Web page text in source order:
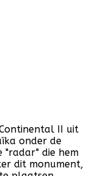
II uit
onder de
"radar" die hem
dit monument,